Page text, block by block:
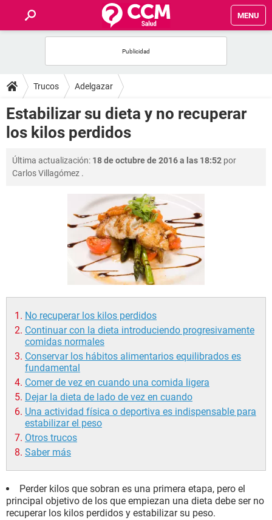
MENU
FOROS
SALUD
FAMILIA
NUTRICIÓN
Trucos Adelgazar
Estabilizar su dieta y no recuperar
los kilos perdidos
Última actualización: 18 de octubre de 2016 a las 18:52 por
Carlos Villagómez .
No recuperar los kilos perdidos
Continuar con la dieta introduciendo progresivamente
comidas normales
Conservar los hábitos alimentarios equilibrados es
fundamental
Comer de vez en cuando una comida ligera
Dejar la dieta de lado de vez en cuando
Una actividad física o deportiva es indispensable para
estabilizar el peso
Otros trucos
Saber más
Perder kilos que sobran es una primera etapa, pero el
principal objetivo de los que empiezan una dieta debe ser no
recuperar los kilos perdidos y estabilizar su peso.